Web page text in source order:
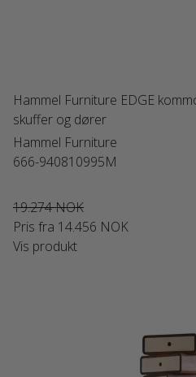
Hammel Furniture EDGE
skuffer og dører
Hammel Furniture
666-940810995M
19.274 NOK
Pris fra 14.456 NOK
Vis produkt